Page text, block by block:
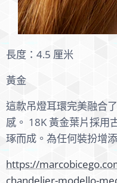
長度：4.5 厘米
黃金
這款吊燈耳環完美融合
感。 18K 黃金葉片採用
琢而成。為任何裝扮增
https://